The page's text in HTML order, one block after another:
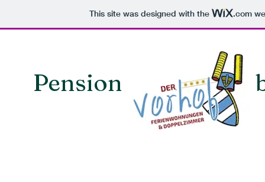
This site was designed with the .com
Pension bei